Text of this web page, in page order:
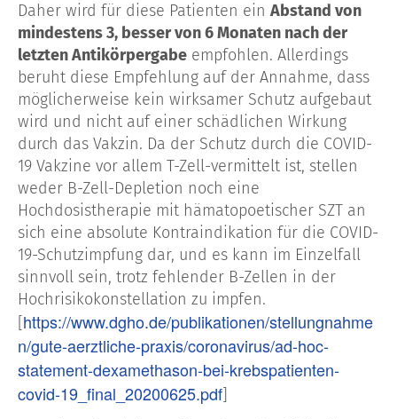
Daher wird für diese Patienten ein Abstand von
mindestens 3, besser von 6 Monaten nach der
letzten Antikörpergabe empfohlen. Allerdings
beruht diese Empfehlung auf der Annahme, dass
möglicherweise kein wirksamer Schutz aufgebaut
wird und nicht auf einer schädlichen Wirkung
durch das Vakzin. Da der Schutz durch die COVID-
19 Vakzine vor allem T-Zell-vermittelt ist, stellen
weder B-Zell-Depletion noch eine
Hochdosistherapie mit hämatopoetischer SZT an
sich eine absolute Kontraindikation für die COVID-
19-Schutzimpfung dar, und es kann im Einzelfall
sinnvoll sein, trotz fehlender B-Zellen in der
Hochrisikokonstellation zu impfen.
https://www.dgho.de/publikationen/stellungnahme
n/gute-aerztliche-praxis/coronavirus/ad-hoc-
statement-dexamethason-bei-krebspatienten-
covid-19_final_20200625.pdf